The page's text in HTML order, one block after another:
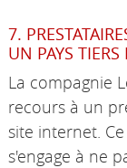
7.
UN PAYS
La compagnie
recours à un
site internet.
s'engage à ne